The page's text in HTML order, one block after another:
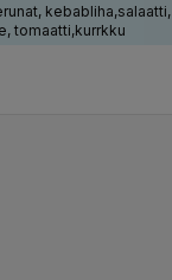
kebabliha,salaatti,
tomaatti,kurrkku